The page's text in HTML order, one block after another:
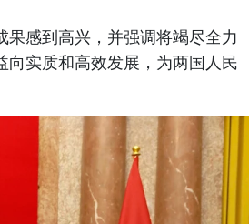
感到高兴，并强调将竭尽全力
向实质和高效发展，为两国人民